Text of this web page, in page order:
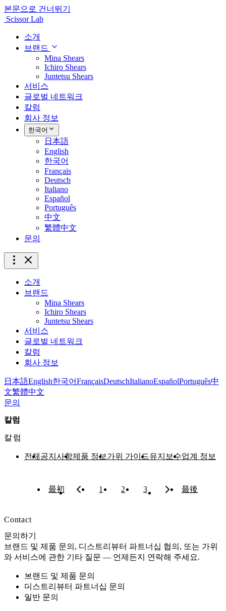
본문으로 건너뛰기
Scissor Lab
소개
브랜드
Mina Shears
Ichiro Shears
Juntetsu Shears
서비스
글로벌 네트워크
칼럼
회사 정보
한국어
日本語
English
한국어
Français
Deutsch
Italiano
Español
Português
中文
繁體中文
문의
소개
브랜드
Mina Shears
Ichiro Shears
Juntetsu Shears
서비스
글로벌 네트워크
칼럼
회사 정보
日本語English한국어FrançaisDeutschItalianoEspañolPortuguês中
文繁體中文
문의
칼럼
칼럼
전체 공지사항제품 정보 가위 가이드유지보수업계 정보
最初 1 2 3 最後
Contact
문의하기
브랜드 및 제품 문의, 디스트리뷰터 파트너십 협의, 또는 가위
와 서비스에 관한 기타 질문 — 언제든지 연락해 주세요.
브랜드 및 제품 문의
디스트리뷰터 파트너십 문의
일반 문의